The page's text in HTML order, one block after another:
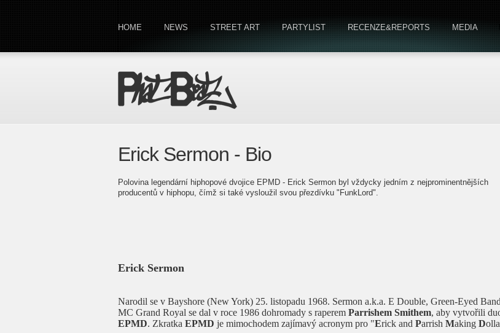
HOME NEWS STREET ART PARTYLIST RECENZE&REPORTS MEDIA
Erick Sermon - Bio
Polovina legendární hiphopové dvojice EPMD - Erick Sermon byl vždycky jedním z nejprominentnějších
producentů v hiphopu, čímž si také vysloužil svou přezdívku "FunkLord".
Erick Sermon
Narodil se v Bayshore (New York) 25. listopadu 1968. Sermon a.k.a. E Double, Green-Eyed
MC Grand Royal se dal v roce 1986 dohromady s raperem Parrishem Smithem, aby vytvořili
EPMD. Zkratka EPMD je mimochodem zajímavý acronym pro "Erick and Parrish Making D